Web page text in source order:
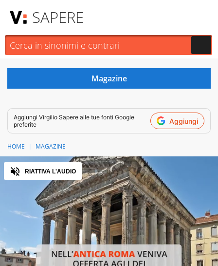
SAPERE
Aggiungi Virgilio Sapere alle tue fonti Google
preferite
Aggiungi
HOME MAGAZINE
Audio
RIATTIVA L'AUDIO